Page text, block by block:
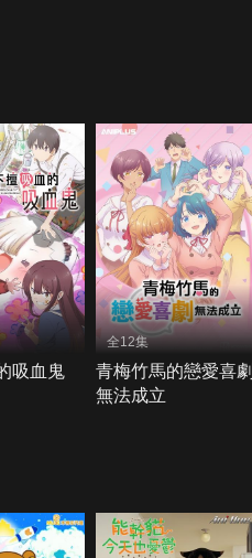
吸血鬼
全12集
青梅竹馬的戀愛喜劇
無法成立